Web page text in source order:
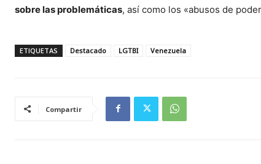
sobre las problemáticas, así como los «abusos de
ETIQUETAS Destacado LGTBI Venezuela
Compartir